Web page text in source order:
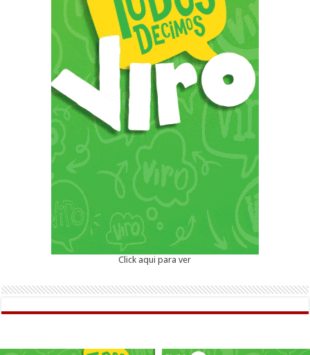
Click aqui para ver